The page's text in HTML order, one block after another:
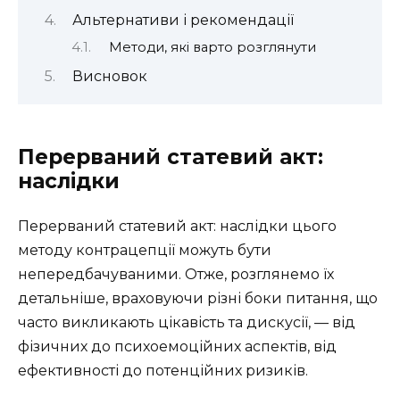
Альтернативи і рекомендації
Методи, які варто розглянути
Висновок
Перерваний статевий акт:
наслідки
Перерваний статевий акт: наслідки цього
методу контрацепції можуть бути
непередбачуваними. Отже, розглянемо їх
детальніше, враховуючи різні боки питання, що
часто викликають цікавість та дискусії, — від
фізичних до психоемоційних аспектів, від
ефективності до потенційних ризиків.